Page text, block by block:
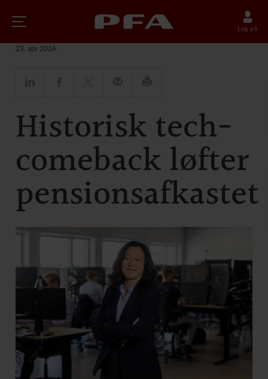
Log på
Nyheder
23. apr 2026
Historisk tech-
comeback løfter
pensionsafkastet